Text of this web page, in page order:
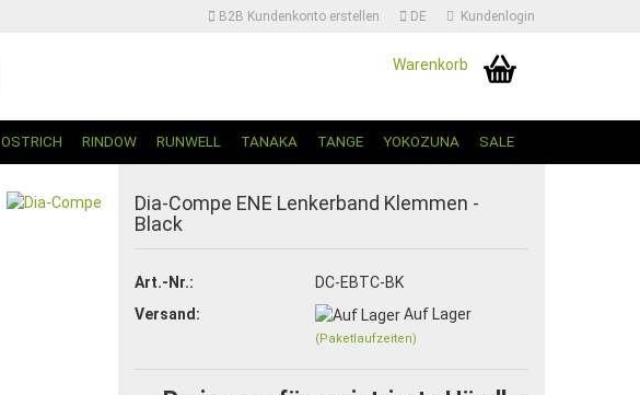
B2B Kundenkonto erstellen DE
Sprache auswählen | Change Language
Kundenlogin
Konto erstellen
Warenkorb
OSTRICH RINDOW RUNWELL TANAKA TANGE YOKOZUNA SALE
Dia-Compe ENE Lenkerband Klemmen -
Black
Art.-Nr.:
DC-EBTC-BK
Versand:
Auf Lager
(Paketlaufzeiten)